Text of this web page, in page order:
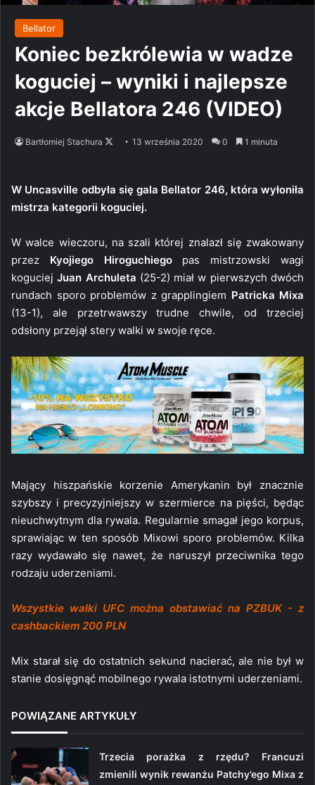
Bellator
Koniec bezkrólewia w wadze
koguciej – wyniki i najlepsze
akcje Bellatora 246 (VIDEO)
Bartłomiej Stachura
Follow13 września 2020 0 1 minuta
W Uncasville odbyła się gala Bellator 246, która wyłoniła
mistrza kategorii koguciej.
W walce wieczoru, na szali której znalazł się zwakowany
przez Kyojiego Hiroguchiegopas mistrzowski wagi
koguciejJuan Archuleta (25-2) miał w pierwszych dwóch
rundach sporo problemów z grapplingiem Patricka Mixa
(13-1), ale przetrwawszy trudne chwile, od trzeciej
odsłony przejął stery walki w swoje ręce.
Mający hiszpańskie korzenie Amerykanin był znacznie
szybszy i precyzyjniejszy w szermierce na pięści, będąc
nieuchwytnym dla rywala. Regularnie smagał jego korpus,
sprawiając w ten sposób Mixowi sporo problemów. Kilka
razy wydawało się nawet, że naruszył przeciwnika tego
rodzaju uderzeniami.
Wszystkie walki UFC można obstawiać na PZBUK - z
cashbackiem 200 PLN
Mix starał się do ostatnich sekund nacierać, ale nie był w
stanie dosięgnąć mobilnego rywala istotnymi uderzeniami.
POWIĄZANE ARTYKUŁY
Trzecia porażka z rzędu? Francuzi
zmienili wynik rewanżu Patchy’ego Mixa z